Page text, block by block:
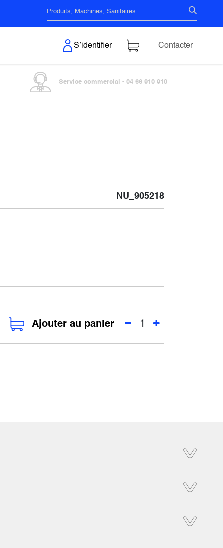
S’identifier Contacter
Service commercial - 04 66 910 910
NU_905218
Ajouter au panier